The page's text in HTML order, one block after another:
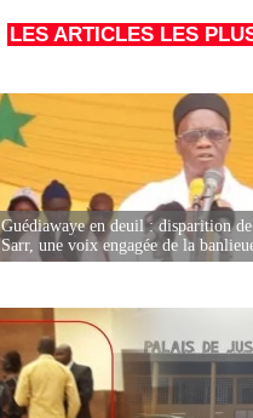
LES ARTICLES LES
Guédiawaye en deuil : disparition
Sarr, une voix engagée de la